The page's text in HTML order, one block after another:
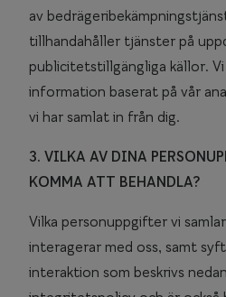
av
tillhandahåller tjänster på
publicitetstillgängliga källor. Vi
information baserat på vår
vi har samlat in från dig.
3. VILKA AV DINA
KOMMA ATT BEHANDLA?
Vilka personuppgifter vi
interagerar med oss, samt
interaktion som beskrivs